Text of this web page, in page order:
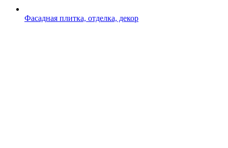
Фасадная плитка, отделка, декор